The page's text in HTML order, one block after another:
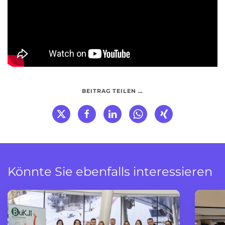
BEITRAG TEILEN …
Könnte Sie ebenfalls interessieren